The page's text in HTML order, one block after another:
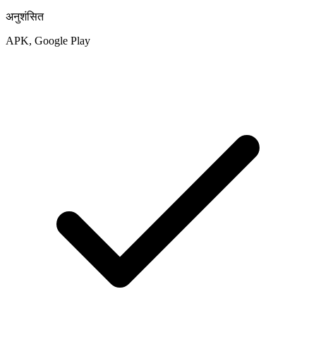
अनुशंसित
APK, Google Play